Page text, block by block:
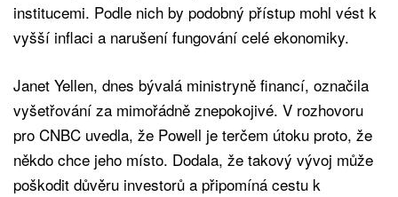
institucemi. Podle nich by podobný přístup mohl vést k
vyšší inflaci a narušení fungování celé ekonomiky.
Janet Yellen, dnes bývalá ministryně financí, označila
vyšetřování za mimořádně znepokojivé. V rozhovoru
pro CNBC uvedla, že Powell je terčem útoku proto, že
někdo chce jeho místo. Dodala, že takový vývoj může
poškodit důvěru investorů a připomíná cestu k